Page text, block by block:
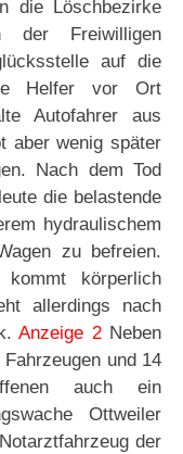
die Löschbezirke
der Freiwilligen
auf die
Helfer vor Ort
Autofahrer aus
aber wenig später
Nach dem Tod
die belastende
hydraulischem
zu befreien.
körperlich
allerdings nach
Anzeige 2Neben
und 14
auch ein
Ottweiler
der